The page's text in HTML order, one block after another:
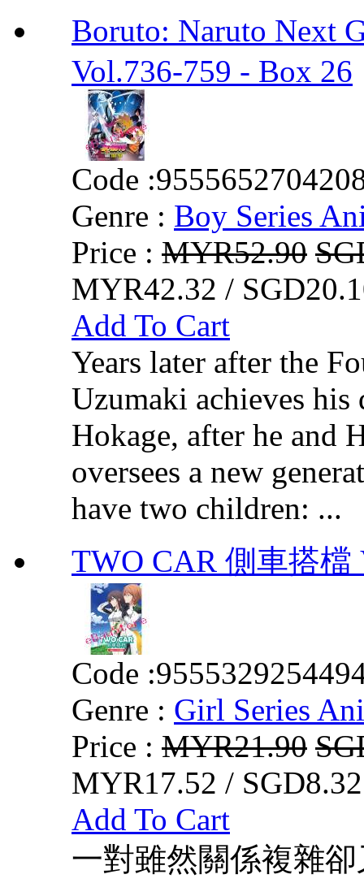
Boruto: Naruto Next
Vol.736-759 - Box 26
Code :
Genre : Boy Series
Price : MYR52.90
MYR42.32 /
Add To Cart
Years later after the
Uzumaki achieves his
Hokage, after he and
oversees a new
have two children: ...
TWO CAR 側車搭檔
Code :
Genre : Girl Series
Price : MYR21.90
MYR17.52 /
Add To Cart
一對雖然關係複雜